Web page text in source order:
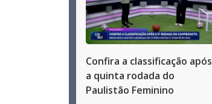
Confira a classificação após
a quinta rodada do
Paulistão Feminino